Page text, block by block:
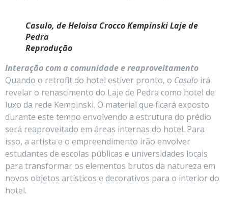
Casulo, de Heloisa Crocco Kempinski Laje de
Pedra
Reprodução
Interação com a comunidade e reaproveitamento
Quando o retrofit do hotel estiver pronto, o Casulo irá
revelar o renascimento do Laje de Pedra como hotel de
luxo da rede Kempinski. O material que ficará exposto
durante este tempo envolvendo a estrutura do prédio
será reaproveitado em áreas internas do hotel. Para
isso, a artista e o empreendimento irão envolver
estudantes de escolas públicas e universidades locais
para transformar os elementos brutos da natureza em
novos objetos artísticos e decorativos para o interior do
hotel.